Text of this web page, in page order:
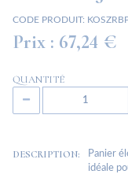
CODE PRODUIT:
Prix : 67,24 €
QUANTITÉ
DESCRIPTION:
Panier
idéale